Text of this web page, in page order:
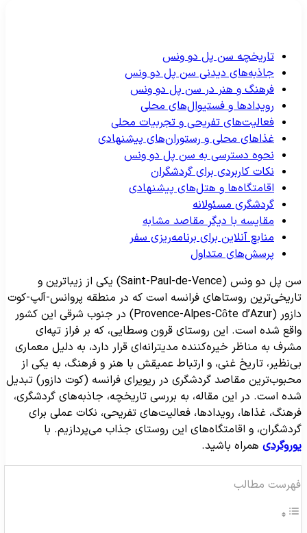
تاریخچه سن پل دو ونس
جاذبه‌های دیدنی سن پل دو ونس
فرهنگ و هنر در سن پل دو ونس
رویدادها و فستیوال‌های محلی
فعالیت‌های تفریحی و تجربیات محلی
غذاهای محلی و رستوران‌های پیشنهادی
نحوه دسترسی به سن پل دو ونس
نکات کاربردی برای گردشگران
اقامتگاه‌ها و هتل‌های پیشنهادی
گردشگری مسئولانه
مقایسه با دیگر مقاصد مشابه
منابع آنلاین برای برنامه‌ریزی سفر
پرسش‌های متداول
سن پل دو ونس (Saint-Paul-de-Vence) یکی از زیباترین و
روستاهای فرانسه است که در منطقه پروانس-آلپ-کوت
دازور (Provence-Alpes-Côte d’Azur) در جنوب شرقی این کشور
شده است. این روستای قرون وسطایی، که بر فراز تپه‌ای
به مناظر خیره‌کننده مدیترانه‌ای قرار دارد، به دلیل معماری
تاریخ غنی، و ارتباط عمیقش با هنر و فرهنگ، به یکی از
مقاصد گردشگری در ریویرای فرانسه (کوت دازور) تبدیل
است. در این مقاله، به بررسی تاریخچه، جاذبه‌های گردشگری،
غذاها، رویدادها، فعالیت‌های تفریحی، نکات عملی برای
و اقامتگاه‌های این روستای جذاب می‌پردازیم. با
همراه باشید.
مطالب